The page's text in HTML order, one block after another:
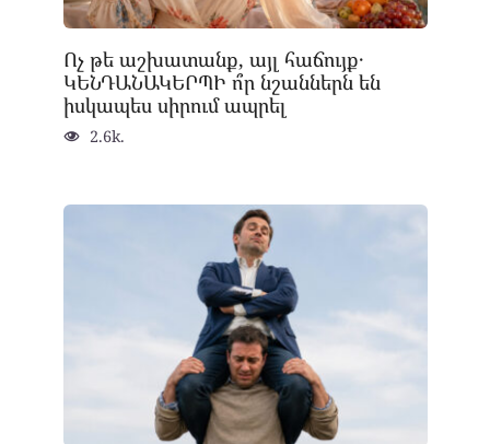
Ոչ թե աշխատանք, այլ հաճույք․
ԿԵՆԴԱՆԱԿԵՐՊԻ ո՞ր նշաններն են
իսկապես սիրում ապրել
2.6k.